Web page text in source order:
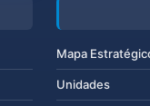
Mapa
Unidades